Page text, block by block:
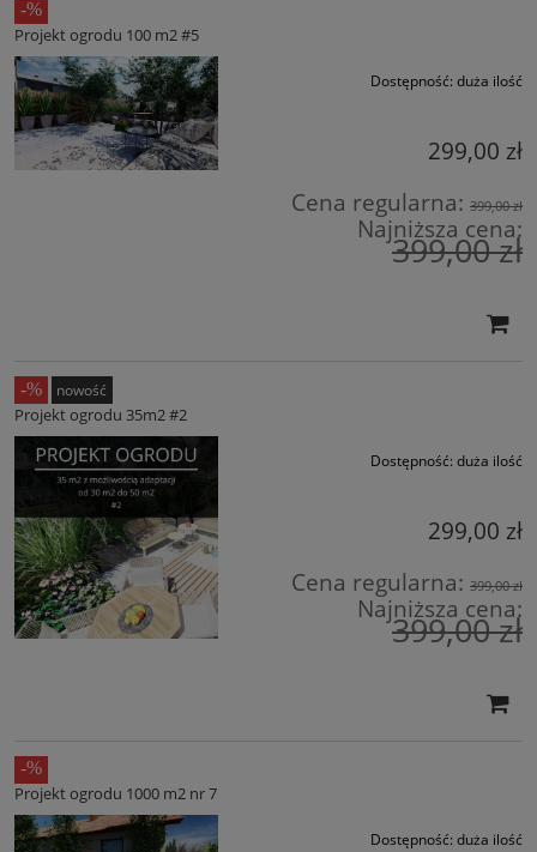
Projekt ogrodu 100 m2 #5
Dostępność: duża ilość
299,00 zł
Cena regularna: 399,00 zł
Najniższa cena:
399,00 zł
Projekt ogrodu 35m2 #2
Dostępność: duża ilość
299,00 zł
Cena regularna: 399,00 zł
Najniższa cena:
399,00 zł
nowość
Projekt ogrodu 1000 m2 nr 7
Dostępność: duża ilość